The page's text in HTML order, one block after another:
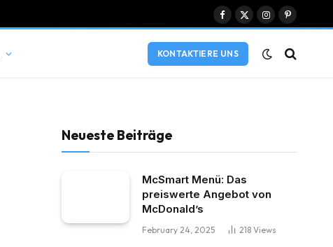
Facebook
X
InstagramPinterest
KONTAKTIERE UNS
Neueste Beiträge
McSmart Menü: Das
preiswerte Angebot von
McDonald’s
February 24, 2025 218 Views